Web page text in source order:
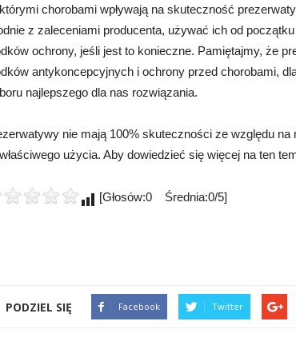
chorobami wpływają na skuteczność
z zaleceniami producenta, używać ich od
ochrony, jeśli jest to konieczne. Pamiętajmy, że
antykoncepcyjnych i ochrony przed chorobami,
najlepszego dla nas rozwiązania.
nie mają 100% skuteczności ze względu
użycia. Aby dowiedzieć się więcej na ten
[Głosów:0 Średnia:0/5]
PODZIEL SIĘ Facebook Twitter